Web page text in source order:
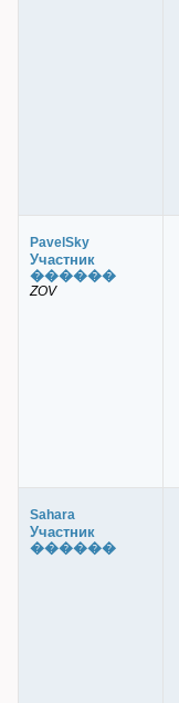
PavelSky
Участник
������
ZOV
Sahara
Участник
������